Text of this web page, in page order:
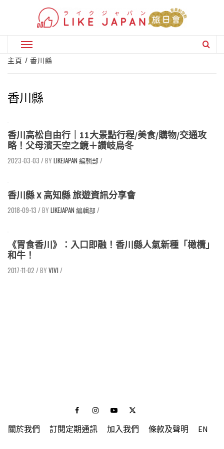
Primary
Menu
主頁 香川縣
香川縣
香川高松自由行｜11大景點行程/美食/購物/交通攻
略！父母濱天空之鏡＋讚岐烏冬
2023-03-03 / LIKEJAPAN 編輯部/
香川縣 X 高知縣 旅遊資訊分享會
2018-09-13 / LIKEJAPAN 編輯部/
《胃食香川》：入口即融！香川縣人氣新種「橄欖」
和牛！
2017-11-02 / VIVI /
FacebookInstagramYoutubeTwitter
關於我們 訂閱定期通訊 加入我們 條款及聲明 EN